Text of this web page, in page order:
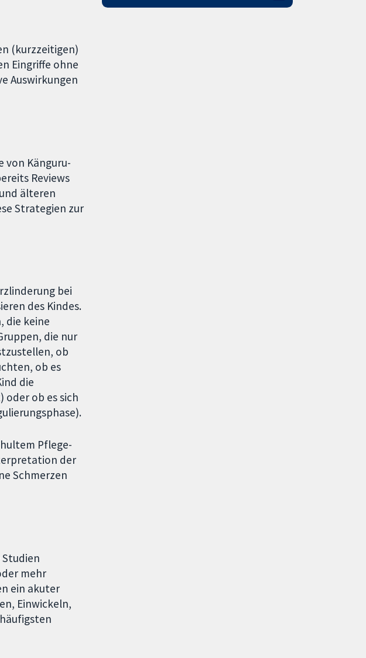
(kurzzeitigen)
Eingriffe ohne
Auswirkungen
von Känguru-
Reviews
älteren
Strategien zur
bei
des Kindes.
die keine
die nur
ob
ob es
die
ob es sich
Pflege-
der
Schmerzen
mehr
ein akuter
Einwickeln,